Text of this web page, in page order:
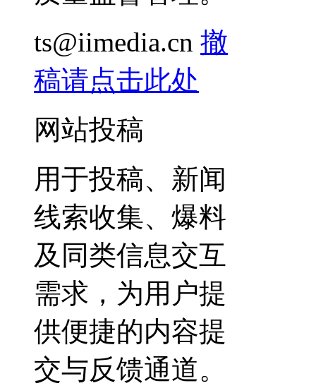
ts@iimedia.cn 撤
稿请点击此处
网站投稿
用于投稿、新闻
线索收集、爆料
及同类信息交互
需求，为用户提
供便捷的内容提
交与反馈通道。